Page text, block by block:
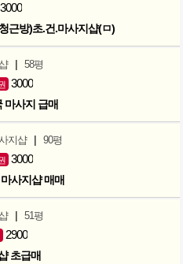
3000
근방)초.건.마사지샵(ㅁ)
| 58평
3000
마사지 급매
지샵 | 90평
3000
사지샵 매매
| 51평
2900
초급매